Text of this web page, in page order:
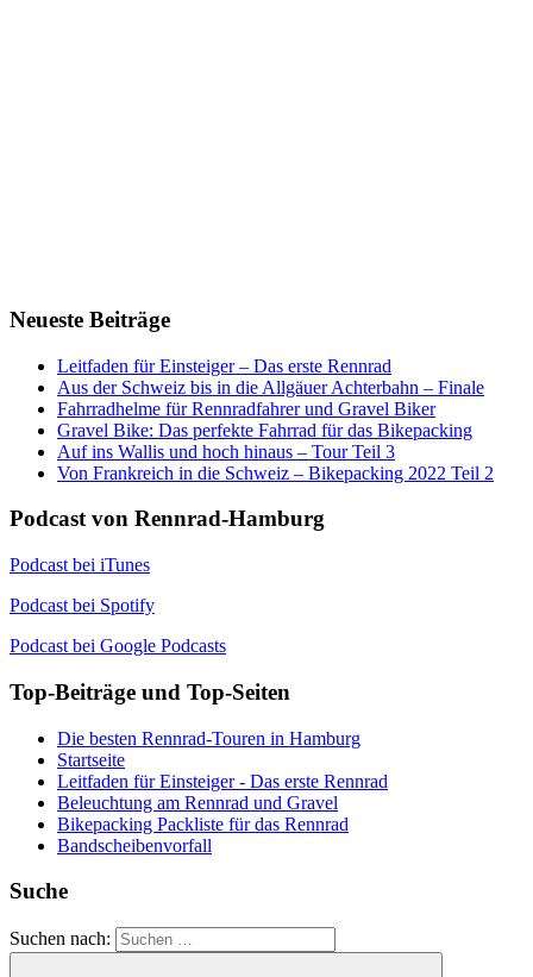
Neueste Beiträge
Leitfaden für Einsteiger – Das erste Rennrad
Aus der Schweiz bis in die Allgäuer Achterbahn – Finale
Fahrradhelme für Rennradfahrer und Gravel Biker
Gravel Bike: Das perfekte Fahrrad für das Bikepacking
Auf ins Wallis und hoch hinaus – Tour Teil 3
Von Frankreich in die Schweiz – Bikepacking 2022 Teil 2
Podcast von Rennrad-Hamburg
Podcast bei iTunes
Podcast bei Spotify
Podcast bei Google Podcasts
Top-Beiträge und Top-Seiten
Die besten Rennrad-Touren in Hamburg
Startseite
Leitfaden für Einsteiger - Das erste Rennrad
Beleuchtung am Rennrad und Gravel
Bikepacking Packliste für das Rennrad
Bandscheibenvorfall
Suche
Suchen nach: